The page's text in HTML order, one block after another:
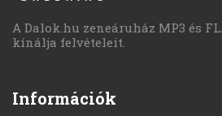
A Dalok.hu zeneáruház MP3 és
kínálja felvételeit.
Információk